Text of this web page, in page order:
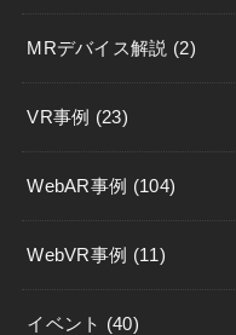
MRデバイス解説 (2)
VR事例 (23)
WebAR事例 (104)
WebVR事例 (11)
イベント (40)